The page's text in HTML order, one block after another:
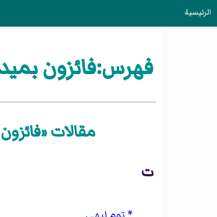
الرئيسية
فهرس:فائزون
مقالات «فائزون
ت